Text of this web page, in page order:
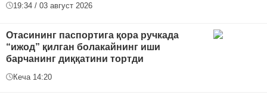
19:34 / 03 август 2026
Отасининг паспортига қора ручкада
“ижод” қилган болакайнинг иши
барчанинг диққатини тортди
Кеча 14:20